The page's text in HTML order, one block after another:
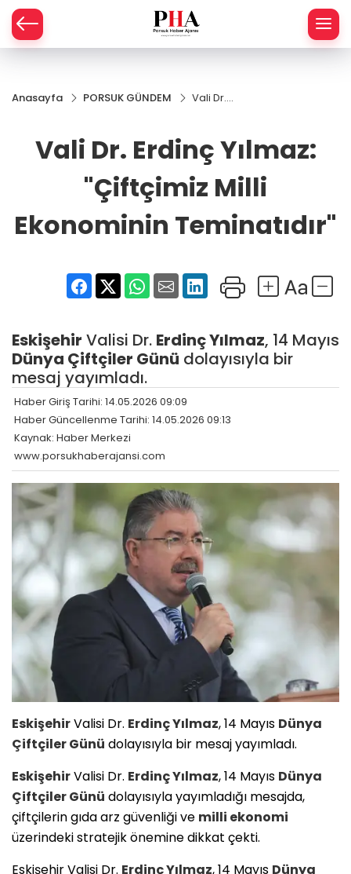
Anasayfa PORSUK GÜNDEM
Vali Dr.
"Çiftçimiz
Milli
Ekonominin
Teminatıdır"
Vali Dr. Erdinç Yılmaz:
"Çiftçimiz Milli
Ekonominin Teminatıdır"
Eskişehir Valisi Dr. Erdinç Yılmaz, 14 Mayıs
Dünya Çiftçiler Günü dolayısıyla bir
mesaj yayımladı.
Haber Giriş Tarihi: 14.05.2026 09:09
Haber Güncellenme Tarihi: 14.05.2026 09:13
Kaynak: Haber Merkezi
www.porsukhaberajansi.com
EskişehirValisi Dr. Erdinç Yılmaz, 14 Mayıs Dünya
Çiftçiler Günü dolayısıyla bir mesaj yayımladı.
EskişehirValisi Dr. Erdinç Yılmaz, 14 Mayıs Dünya
Çiftçiler Günü dolayısıyla yayımladığı mesajda,
çiftçilerin gıda arz güvenliği ve milli ekonomi
üzerindeki stratejik önemine dikkat çekti.
​Eskişehir Valisi Dr. Erdinç Yılmaz, 14 Mayıs Dünya